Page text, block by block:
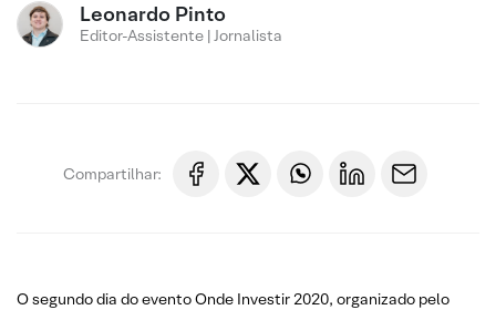
Leonardo Pinto
Editor-Assistente | Jornalista
Compartilhar:
O segundo dia do evento Onde Investir 2020, organizado pelo